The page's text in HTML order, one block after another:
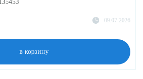
09.07.2026
в корзину